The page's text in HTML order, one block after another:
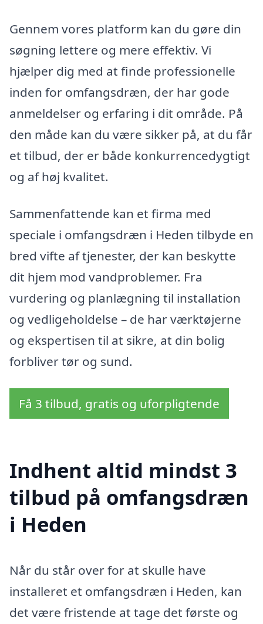
Gennem vores platform kan du gøre din
søgning lettere og mere effektiv. Vi
hjælper dig med at finde professionelle
inden for omfangsdræn, der har gode
anmeldelser og erfaring i dit område. På
den måde kan du være sikker på, at du får
et tilbud, der er både konkurrencedygtigt
og af høj kvalitet.
Sammenfattende kan et firma med
speciale i omfangsdræn i Heden tilbyde en
bred vifte af tjenester, der kan beskytte
dit hjem mod vandproblemer. Fra
vurdering og planlægning til installation
og vedligeholdelse – de har værktøjerne
og ekspertisen til at sikre, at din bolig
forbliver tør og sund.
Få 3 tilbud, gratis og uforpligtende
Indhent altid mindst 3
tilbud på omfangsdræn
i Heden
Når du står over for at skulle have
installeret et omfangsdræn i Heden, kan
det være fristende at tage det første og